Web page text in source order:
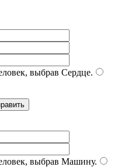
выбрав Сердце.
выбрав Машину.